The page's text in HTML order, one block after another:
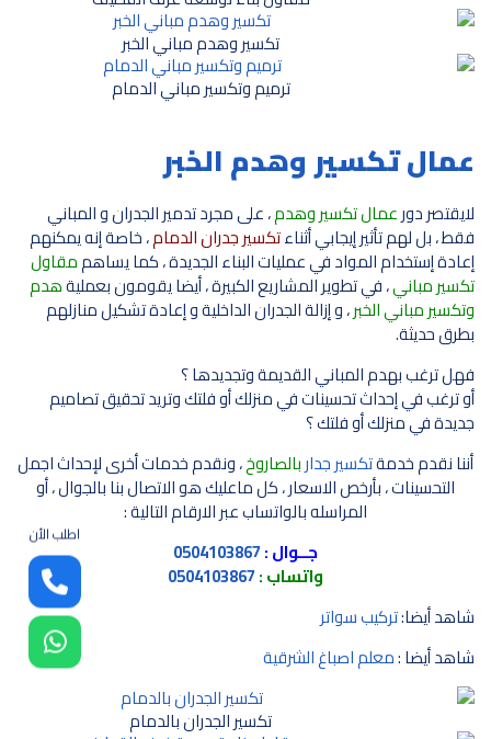
تكسير وهدم مباني الخبر
ترميم وتكسير مباني الدمام
عمال تكسير وهدم الخبر
لايقتصر دورعمال تكسير وهدم، على مجرد تدمير الجدران و المباني
فقط ، بل لهم تأثير إيجابي أثناءتكسير جدران الدمام، خاصة إنه يمكنهم
إعادة إستخدام المواد في عمليات البناء الجديدة ، كما يساهممقاول
تكسير مباني، في تطوير المشاريع الكبيرة ، أيضا يقومون بعمليةهدم
وتكسير مباني الخبر، و إزالة الجدران الداخلية و إعادة تشكيل منازلهم
بطرق حديثة.
فهل ترغب بهدم المباني القديمة وتجديدها ؟
أو ترغب في إحداث تحسينات في منزلك أو فلتك وتريد تحقيق تصاميم
جديدة في منزلك أو فلتك ؟
أننا نقدم خدمةتكسير جداربالصاروخ، ونقدم خدمات أخرى لإحداث اجمل
التحسينات ، بأرخص الاسعار ، كل ماعليك هو الاتصال بنا بالجوال ، أو
المراسله بالواتساب عبر الارقام التالية :
جــوال :0504103867
واتساب :0504103867
شاهد أيضا:تركيب سواتر
شاهد أيضا :معلم اصباغ الشرقية
تكسير الجدران بالدمام
اطلب الأن